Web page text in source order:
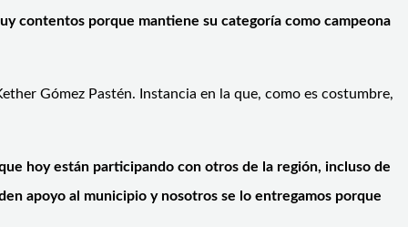
contentos porque mantiene su categoría como campeona
Gómez Pastén. Instancia en la que, como es costumbre,
hoy están participando con otros de la región, incluso de
apoyo al municipio y nosotros se lo entregamos porque